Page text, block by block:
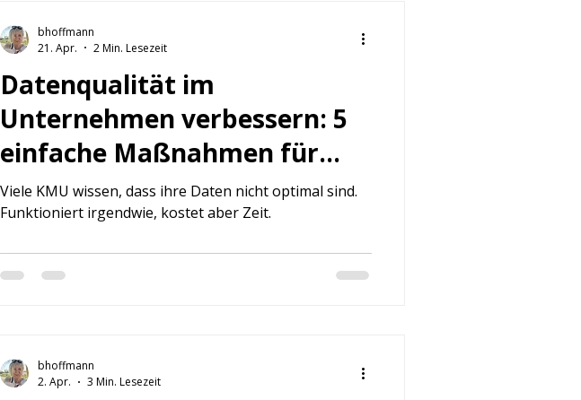
Wenn Dokumente unbrauchbar werden, leidet nicht
nur die Effizienz. Es steigen
Datenqualität im
Unternehmen verbessern: 5
einfache Maßnahmen für
KMU
Viele KMU wissen, dass ihre Daten nicht optimal sind.
Funktioniert irgendwie, kostet aber Zeit.
bhoffmann
21. Apr.
2 Min. Lesezeit
bhoffmann
2. Apr.
3 Min. Lesezeit